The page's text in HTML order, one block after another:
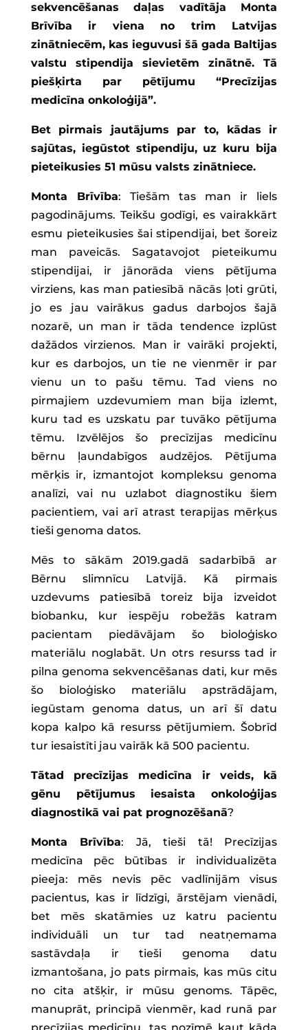
sekvencēšanas daļas vadītāja Monta
Brīvība ir viena no trim Latvijas
zinātniecēm, kas ieguvusi šā gada Baltijas
valstu stipendija sievietēm zinātnē. Tā
piešķirta par pētījumu “Precīzijas
medicīna onkoloģijā”.
Bet pirmais jautājums par to, kādas ir
sajūtas, iegūstot stipendiju, uz kuru bija
pieteikusies 51 mūsu valsts zinātniece.
Monta Brīvība: Tiešām tas man ir liels
pagodinājums. Teikšu godīgi, es vairakkārt
esmu pieteikusies šai stipendijai, bet šoreiz
man paveicās. Sagatavojot pieteikumu
stipendijai, ir jānorāda viens pētījuma
virziens, kas man patiesībā nācās ļoti grūti,
jo es jau vairākus gadus darbojos šajā
nozarē, un man ir tāda tendence izplūst
dažādos virzienos. Man ir vairāki projekti,
kur es darbojos, un tie ne vienmēr ir par
vienu un to pašu tēmu. Tad viens no
pirmajiem uzdevumiem man bija izlemt,
kuru tad es uzskatu par tuvāko pētījuma
tēmu. Izvēlējos šo precīzijas medicīnu
bērnu ļaundabīgos audzējos. Pētījuma
mērķis ir, izmantojot kompleksu genoma
analīzi, vai nu uzlabot diagnostiku šiem
pacientiem, vai arī atrast terapijas mērķus
tieši genoma datos.
Mēs to sākām 2019.gadā sadarbībā ar
Bērnu slimnīcu Latvijā. Kā pirmais
uzdevums patiesībā toreiz bija izveidot
biobanku, kur iespēju robežās katram
pacientam piedāvājam šo bioloģisko
materiālu noglabāt. Un otrs resurss tad ir
pilna genoma sekvencēšanas dati, kur mēs
šo bioloģisko materiālu apstrādājam,
iegūstam genoma datus, un arī šī datu
kopa kalpo kā resurss pētījumiem. Šobrīd
tur iesaistīti jau vairāk kā 500 pacientu.
Tātad precīzijas medicīna ir veids, kā
gēnu pētījumus iesaista onkoloģijas
diagnostikā vai pat prognozēšanā?
Monta Brīvība: Jā, tieši tā! Precīzijas
medicīna pēc būtības ir individualizēta
pieeja: mēs nevis pēc vadlīnijām visus
pacientus, kas ir līdzīgi, ārstējam vienādi,
bet mēs skatāmies uz katru pacientu
individuāli un tur tad neatņemama
sastāvdaļa ir tieši genoma datu
izmantošana, jo pats pirmais, kas mūs citu
no cita atšķir, ir mūsu genoms. Tāpēc,
manuprāt, principā vienmēr, kad runā par